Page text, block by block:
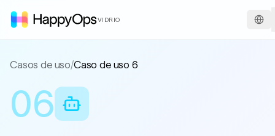
VIDRIO
Casos de uso/Caso de uso 6
06